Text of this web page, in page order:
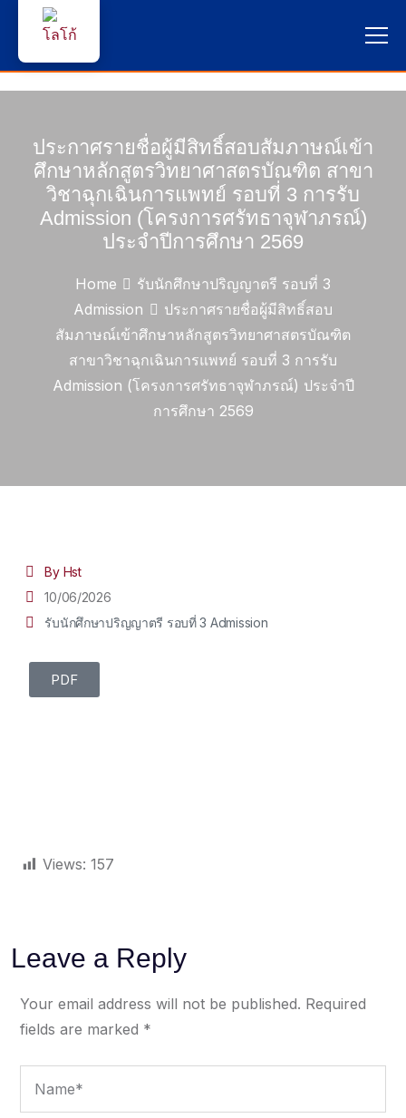
หน้าแรก
ผู้สนใจสมัครเรียน
บริการนักศึกษา
คณาจารย์และบุคลากร
บุคคลทั่วไป
ภาษาไทย 🇹🇭
ประกาศรายชื่อผู้มีสิทธิ์สอบสัมภาษณ์เข้า
ศึกษาหลักสูตรวิทยาศาสตรบัณฑิต สาขา
วิชาฉุกเฉินการแพทย์ รอบที่ 3 การรับ
Admission (โครงการศรัทธาจุฬาภรณ์)
ประจำปีการศึกษา 2569
Home
รับนักศึกษาปริญญาตรี รอบที่ 3
Admission
ประกาศรายชื่อผู้มีสิทธิ์สอบ
สัมภาษณ์เข้าศึกษาหลักสูตรวิทยาศาสตรบัณฑิต
สาขาวิชาฉุกเฉินการแพทย์ รอบที่ 3 การรับ
Admission (โครงการศรัทธาจุฬาภรณ์) ประจำปี
การศึกษา 2569
By Hst
10/06/2026
รับนักศึกษาปริญญาตรี รอบที่ 3 Admission
PDF
Views: 157
Leave a Reply
Your email address will not be published. Required
fields are marked *